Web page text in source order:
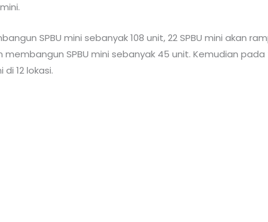
SPBU mini sebanyak 108 unit, 22 SPBU mini akan
SPBU mini sebanyak 45 unit. Kemudian pada
12 lokasi.